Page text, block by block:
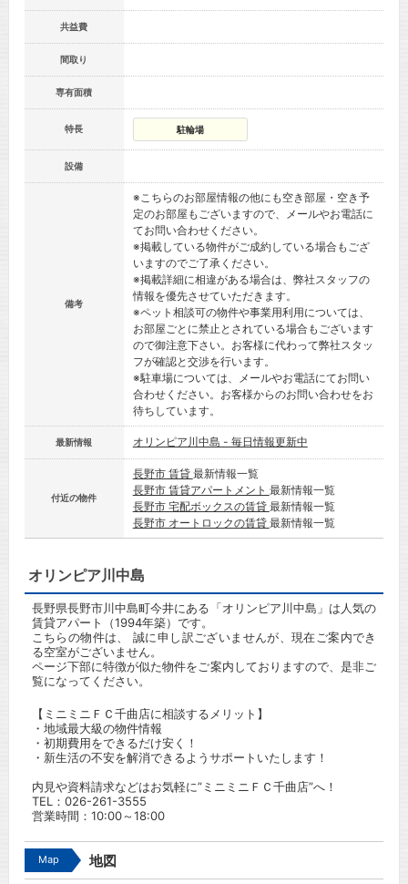
共益費
間取り
専有面積
特長 駐輪場
設備
備考
※こちらのお部屋情報の他にも空き部屋・空き予
定のお部屋もございますので、メールやお電話に
てお問い合わせください。
※掲載している物件がご成約している場合もござ
いますのでご了承ください。
※掲載詳細に相違がある場合は、弊社スタッフの
情報を優先させていただきます。
※ペット相談可の物件や事業用利用については、
お部屋ごとに禁止とされている場合もございます
ので御注意下さい。お客様に代わって弊社スタッ
フが確認と交渉を行います。
※駐車場については、メールやお電話にてお問い
合わせください。お客様からのお問い合わせをお
待ちしています。
最新情報 オリンピア川中島 - 毎日情報更新中
付近の物件
長野市 賃貸 最新情報一覧
長野市 賃貸アパートメント 最新情報一覧
長野市 宅配ボックスの賃貸 最新情報一覧
長野市 オートロックの賃貸 最新情報一覧
オリンピア川中島
長野県長野市川中島町今井にある「オリンピア川中島」は人気の
賃貸アパート（1994年築）です。
こちらの物件は、 誠に申し訳ございませんが、現在ご案内でき
る空室がございません。
ページ下部に特徴が似た物件をご案内しておりますので、是非ご
覧になってください。
【ミニミニＦＣ千曲店に相談するメリット】
・地域最大級の物件情報
・初期費用をできるだけ安く！
・新生活の不安を解消できるようサポートいたします！
内見や資料請求などはお気軽に”ミニミニＦＣ千曲店”へ！
TEL： 026-261-3555
営業時間：10:00～18:00
Map 地図